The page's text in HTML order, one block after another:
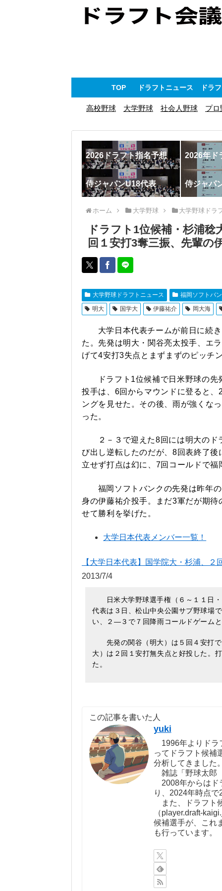
TOP ドラフトニュース ドラ
高校野球 大学野球 社会人野球 プロ
2026ドラフト指名予想 2026年ド
侍ジャパンU18代表 侍ジャパ
ホーム 大学野球 大学野球ドラ
ドラフト1位候補・杉浦
回１安打3奪三振、先輩の
大学野球ドラフトニュース
福岡ソフトバ
明大
国学大 伊藤祐介 岡大海
大学日本代表チームが前日に続
た。先発は明大・関谷亮太投手、エ
げて4安打3失点とまずまずのピッチ
ドラフト1位候補で日米野球の先
投手は、6回からマウンドに登ると
ングを見せた。その後、雨が強くな
った。
２－３で迎えた8回には明大のド
び出し逆転したのだが、8回表終了
立せず打点は幻に、7回コールドで
福岡ソフトバンクの先発は昨年
身の伊藤祐介投手。まだ3軍だが期
せて勝利を挙げた。
大学日本代表メンバー一覧！
【大学日本代表】国学院大・杉浦、２
2013/7/4
日米大学野球選手権（６～１１日
代表は３日、松山中央公園サブ野球場
い、２―３で７回降雨コールドゲーム
先発の関谷（明大）は５回４安打
大）は２回１安打無失点と好投した。
た。
この記事を書いた人
yuki
1996年よりドラ
ってドラフト候補
分析してきました
雑誌「野球太郎
2008年からはド
り、2024年時点
また、ドラフト
（player.draft-
候補選手が、これ
も行っています。